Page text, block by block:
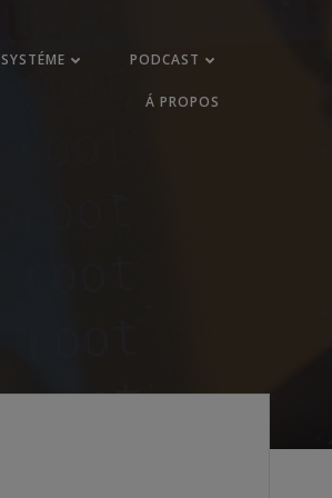
SYSTÉME PODCAST
Á PROPOS